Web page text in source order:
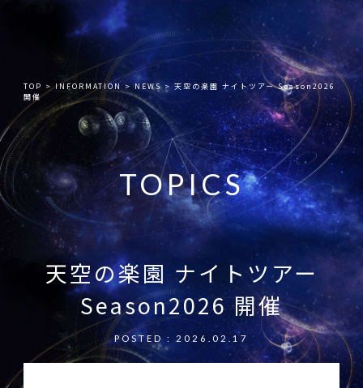
TOPICS
TOP >INFORMATION >NEWS>天空の楽園 ナイトツアー Season2026
開催
天空の楽園 ナイトツアー
Season2026 開催
POSTED : 2026.02.17